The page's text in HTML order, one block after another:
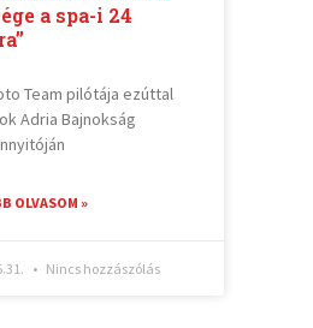
a spa-i 24
Team pilótája ezúttal
Adria Bajnokság
OLVASOM »
Nincs hozzászólás